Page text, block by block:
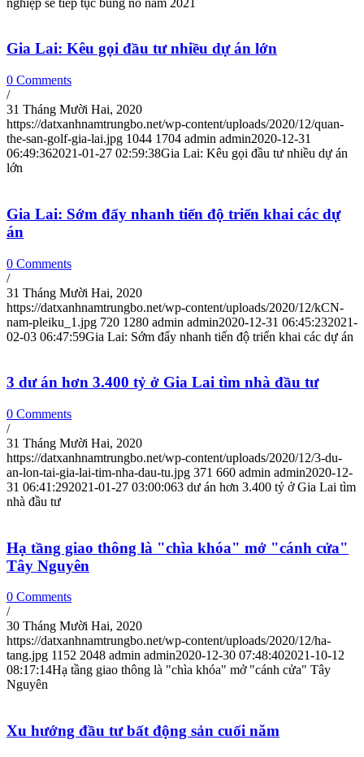
Gia Lai: Kêu gọi đầu tư nhiều dự án lớn
0 Comments
/
31 Tháng Mười Hai, 2020
https://datxanhnamtrungbo.net/wp-content/uploads/2020/12/quan-
the-san-golf-gia-lai.jpg 1044 1704 admin admin2020-12-31
06:49:362021-01-27 02:59:38Gia Lai: Kêu gọi đầu tư nhiều dự án
lớn
Gia Lai: Sớm đẩy nhanh tiến độ triển khai các dự
án
0 Comments
/
31 Tháng Mười Hai, 2020
https://datxanhnamtrungbo.net/wp-content/uploads/2020/12/kCN-
nam-pleiku_1.jpg 720 1280 admin admin2020-12-31 06:45:232021-
02-03 06:47:59Gia Lai: Sớm đẩy nhanh tiến độ triển khai các dự án
3 dư án hơn 3.400 tỷ ở Gia Lai tìm nhà đầu tư
0 Comments
/
31 Tháng Mười Hai, 2020
https://datxanhnamtrungbo.net/wp-content/uploads/2020/12/3-du-
an-lon-tai-gia-lai-tim-nha-dau-tu.jpg 371 660 admin admin2020-12-
31 06:41:292021-01-27 03:00:063 dư án hơn 3.400 tỷ ở Gia Lai tìm
nhà đầu tư
Hạ tầng giao thông là "chìa khóa" mở "cánh cửa"
Tây Nguyên
0 Comments
/
30 Tháng Mười Hai, 2020
https://datxanhnamtrungbo.net/wp-content/uploads/2020/12/ha-
tang.jpg 1152 2048 admin admin2020-12-30 07:48:402021-10-12
08:17:14Hạ tầng giao thông là "chìa khóa" mở "cánh cửa" Tây
Nguyên
Xu hướng đầu tư bất động sản cuối năm